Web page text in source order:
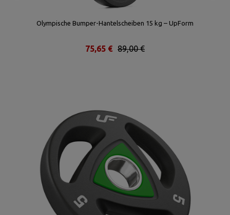
Olympische Bumper-Hantelscheiben 15 kg – UpForm
89,00 €
75,65 €